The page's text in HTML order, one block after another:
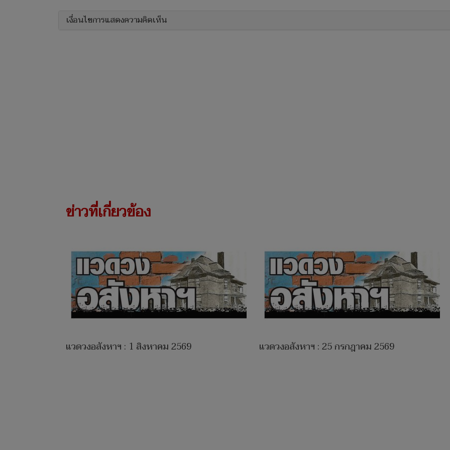
เงื่อนไขการแสดงความคิดเห็น
ข่าวที่เกี่ยวข้อง
แวดวงอสังหาฯ : 1 สิงหาคม 2569 แวดวงอสังหาฯ : 25 กรกฎาคม 2569